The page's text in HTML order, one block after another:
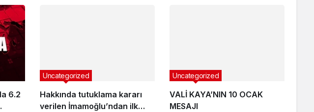
6.2
Hakkında tutuklama kararı
verilen İmamoğlu’ndan ilk
Uncategorized
VALİ KAYA’NIN 10 OCAK
MESAJI
Uncategorized